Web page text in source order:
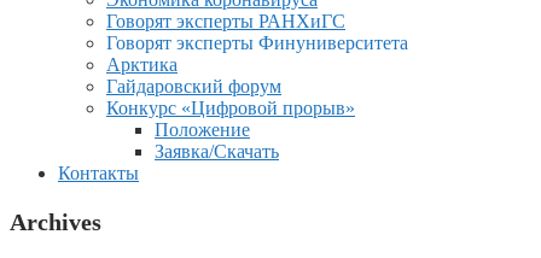
Говорят эксперты РАНХиГС
Говорят эксперты Финуниверситета
Арктика
Гайдаровский форум
Конкурс «Цифровой прорыв»
Положение
Заявка/Скачать
Контакты
Archives